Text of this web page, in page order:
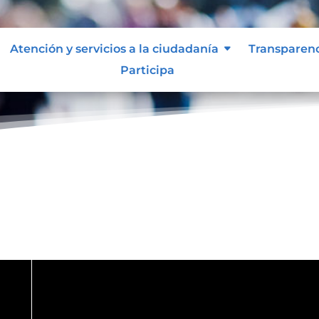
Atención y servicios a la ciudadanía
Participa